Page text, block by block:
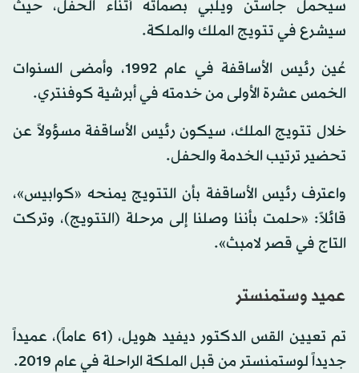
سيحمل جاستن ويلبي بصماته أثناء الحفل، حيث
سيشرع في تتويج الملك والملكة.
عُين رئيس الأساقفة في عام 1992، وأمضى السنوات
الخمس عشرة الأولى من خدمته في أبرشية كوفنتري.
خلال تتويج الملك، سيكون رئيس الأساقفة مسؤولاً عن
تحضير ترتيب الخدمة والحفل.
واعترف رئيس الأساقفة بأن التتويج يمنحه «كوابيس»،
قائلاً: «حلمت بأننا وصلنا إلى مرحلة (التتويج)، وتركت
التاج في قصر لامبث».
عميد وستمنستر
تم تعيين القس الدكتور ديفيد هويل، (61 عاماً)، عميداً
جديداً لوستمنستر من قبل الملكة الراحلة في عام 2019.